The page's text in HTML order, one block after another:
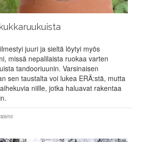
juuri ja sieltä löytyi myös
missä nepalilaista ruokaa varten
tandooriuunin. Varsinaisen
sen taustalta voi lukea ERÄ:stä, mutta
niille, jotka haluavat rakentaa